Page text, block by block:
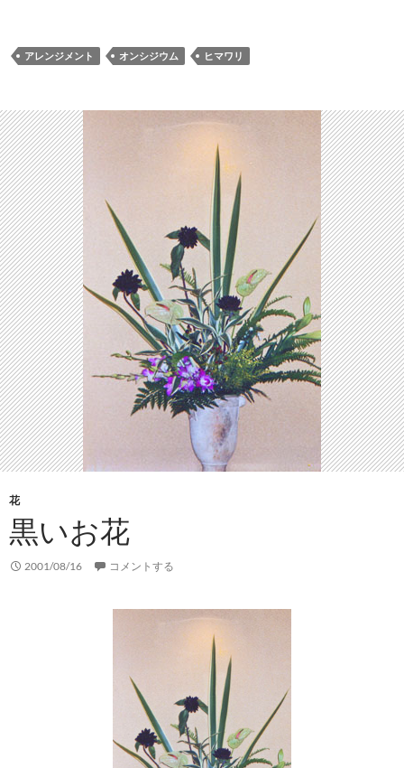
アレンジメント オンシジウム ヒマワリ
花
黒いお花
2001/08/16 コメントする